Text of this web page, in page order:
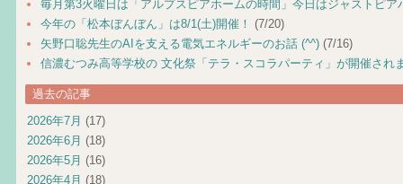
毎月第3火曜日は「アルプスピアホームの時間」今日はジャストピア
今年の「松本ぼんぼん」は8/1(土)開催！ (7/20)
矢野口聡先生のAIを支える電気エネルギーのお話 (^^) (7/16)
信濃むつみ高等学校の 文化祭「テラ・スコラパーティ」が開催され
過去の記事
2026年7月 (17)
2026年6月 (18)
2026年5月 (16)
2026年4月 (18)